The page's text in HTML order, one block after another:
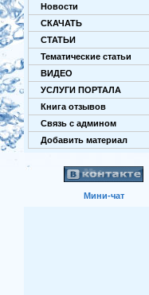
Новости
СКАЧАТЬ
СТАТЬИ
Тематические статьи
ВИДЕО
УСЛУГИ ПОРТАЛА
Книга отзывов
Связь с админом
Добавить материал
Мини-чат